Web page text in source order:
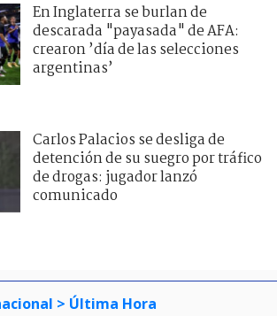
En Inglaterra se burlan de
descarada "payasada" de AFA:
crearon ’día de las selecciones
argentinas’
Carlos Palacios se desliga de
detención de su suegro por tráfico
de drogas: jugador lanzó
comunicado
> Última Hora